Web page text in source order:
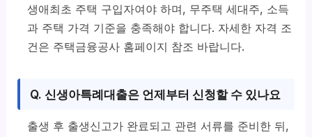
생애최초 주택 구입자여야 하며, 무주택 세대주, 소득
과 주택 가격 기준을 충족해야 합니다. 자세한 자격 조
건은 주택금융공사 홈페이지 참조 바랍니다.
Q. 신생아특례대출은 언제부터 신청할 수 있나요
출생 후 출생신고가 완료되고 관련 서류를 준비한 뒤,